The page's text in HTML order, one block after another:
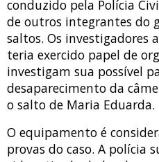
conduzido pela Polícia
de outros integrantes do
saltos. Os investigadores
teria exercido papel de
investigam sua possível
desaparecimento da
o salto de Maria Eduarda.
O equipamento é
provas do caso. A polícia